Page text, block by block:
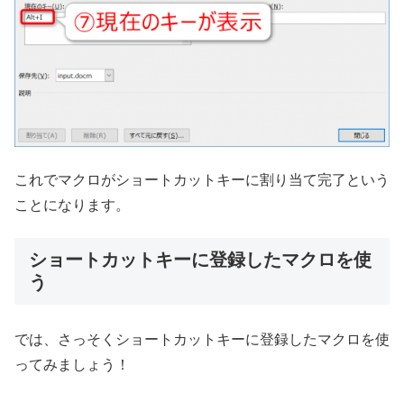
これでマクロがショートカットキーに割り当て完了という
ことになります。
ショートカットキーに登録したマクロを使
う
では、さっそくショートカットキーに登録したマクロを使
ってみましょう！